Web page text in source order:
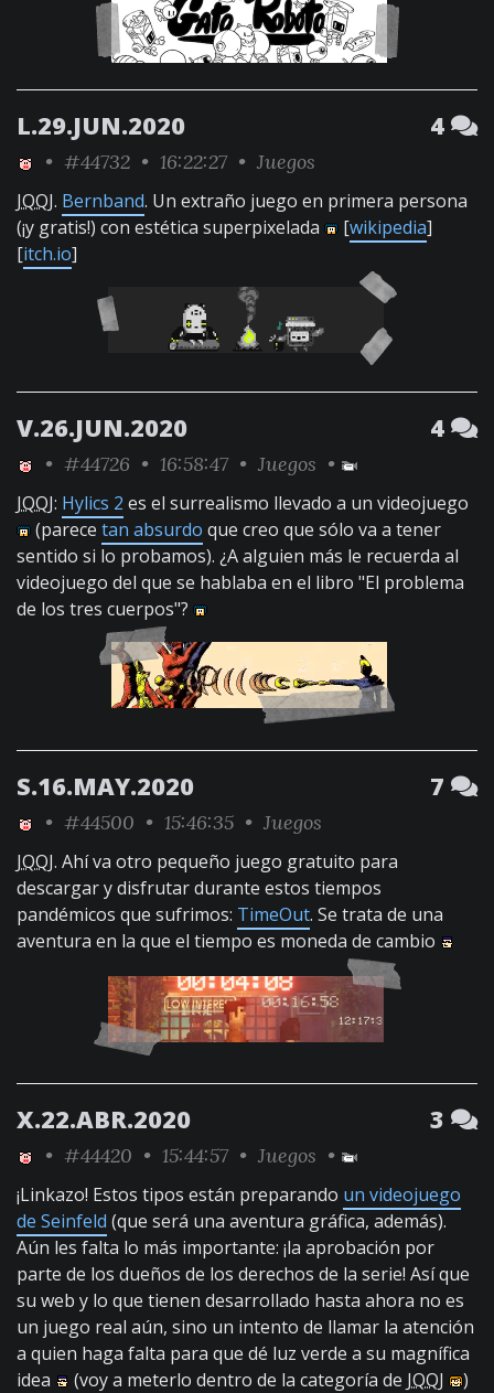
L.29.JUN.2020 4
• #44732 • 16:22:27 • Juegos
JQQJ. Bernband. Un extraño juego en primera persona
(¡y gratis!) con estética superpixelada
[wikipedia]
[itch.io]
V.26.JUN.2020 4
• #44726 • 16:58:47 • Juegos •
JQQJ: Hylics 2 es el surrealismo llevado a un videojuego
(parece tan absurdo que creo que sólo va a tener
sentido si lo probamos). ¿A alguien más le recuerda al
videojuego del que se hablaba en el libro "El problema
de los tres cuerpos"?
S.16.MAY.2020 7
• #44500 • 15:46:35 • Juegos
JQQJ. Ahí va otro pequeño juego gratuito para
descargar y disfrutar durante estos tiempos
pandémicos que sufrimos: TimeOut. Se trata de una
aventura en la que el tiempo es moneda de cambio
X.22.ABR.2020 3
• #44420 • 15:44:57 • Juegos •
¡Linkazo! Estos tipos están preparando un videojuego
de Seinfeld (que será una aventura gráfica, además).
Aún les falta lo más importante: ¡la aprobación por
parte de los dueños de los derechos de la serie! Así que
su web y lo que tienen desarrollado hasta ahora no es
un juego real aún, sino un intento de llamar la atención
a quien haga falta para que dé luz verde a su magnífica
idea
(voy a meterlo dentro de la categoría de JQQJ
)